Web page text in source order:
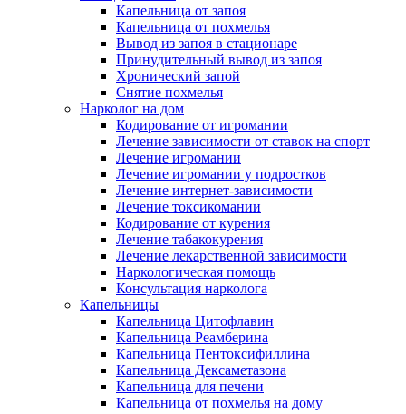
Капельница от запоя
Капельница от похмелья
Вывод из запоя в стационаре
Принудительный вывод из запоя
Хронический запой
Снятие похмелья
Нарколог на дом
Кодирование от игромании
Лечение зависимости от ставок на спорт
Лечение игромании
Лечение игромании у подростков
Лечение интернет-зависимости
Лечение токсикомании
Кодирование от курения
Лечение табакокурения
Лечение лекарственной зависимости
Наркологическая помощь
Консультация нарколога
Капельницы
Капельница Цитофлавин
Капельница Реамберина
Капельница Пентоксифиллина
Капельница Дексаметазона
Капельница для печени
Капельница от похмелья на дому